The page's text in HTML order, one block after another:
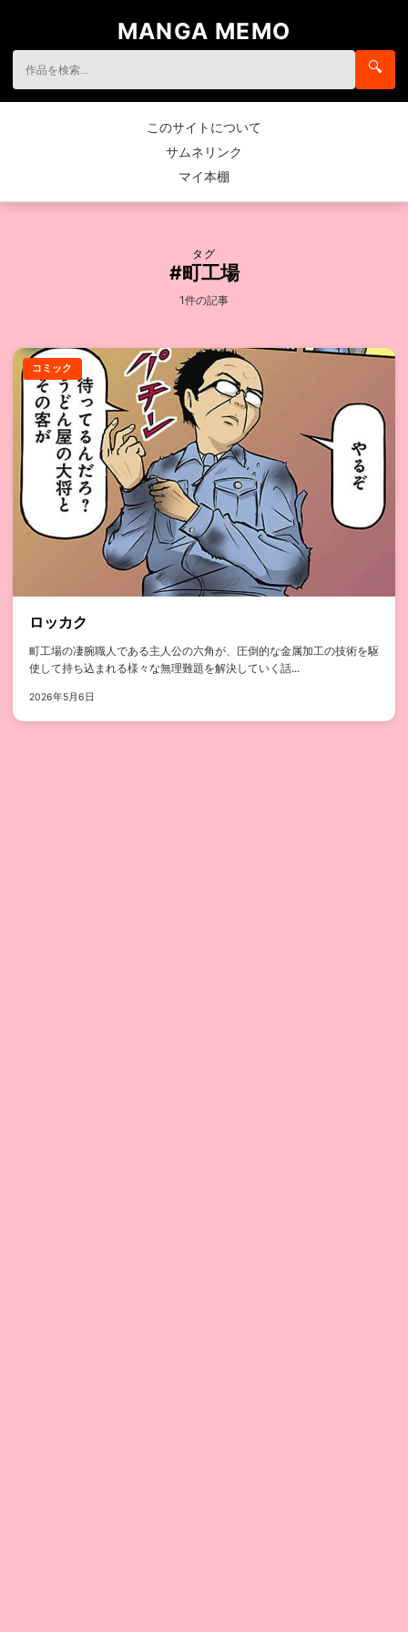
MANGA MEMO
🔍
このサイトについて
サムネリンク
マイ本棚
タグ
#町工場
1件の記事
コミック
ロッカク
町工場の凄腕職人である主人公の六角が、圧倒的な金属加工の技術を駆
使して持ち込まれる様々な無理難題を解決していく話...
2026年5月6日